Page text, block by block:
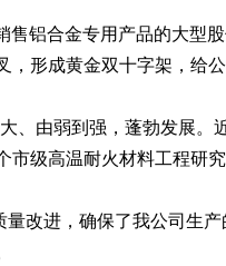
铝合金专用产品的大型
形成黄金双十字架，给
、由弱到强，蓬勃发展。
级高温耐火材料工程研
改进，确保了我公司生